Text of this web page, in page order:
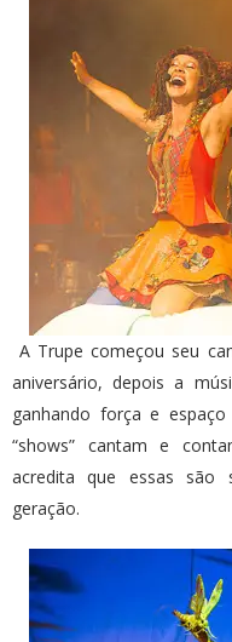
A Trupe começou seu
aniversário, depois a
ganhando força e
“shows” cantam e
acredita que essas são
geração.